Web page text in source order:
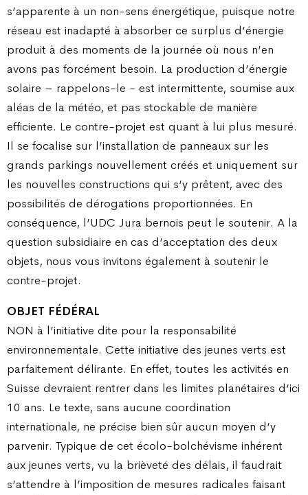
s’apparente à un non-sens énergétique, puisque notre
réseau est inadapté à absorber ce surplus d’énergie
produit à des moments de la journée où nous n’en
avons pas forcément besoin. La production d’énergie
solaire – rappelons-le - est intermittente, soumise aux
aléas de la météo, et pas stockable de manière
efficiente. Le contre-projet est quant à lui plus mesuré.
Il se focalise sur l’installation de panneaux sur les
grands parkings nouvellement créés et uniquement sur
les nouvelles constructions qui s’y prêtent, avec des
possibilités de dérogations proportionnées. En
conséquence, l’UDC Jura bernois peut le soutenir. A la
question subsidiaire en cas d’acceptation des deux
objets, nous vous invitons également à soutenir le
contre-projet.
OBJET FÉDÉRAL
NON à l’initiative dite pour la responsabilité
environnementale. Cette initiative des jeunes verts est
parfaitement délirante. En effet, toutes les activités en
Suisse devraient rentrer dans les limites planétaires d’ici
10 ans. Le texte, sans aucune coordination
internationale, ne précise bien sûr aucun moyen d’y
parvenir. Typique de cet écolo-bolchévisme inhérent
aux jeunes verts, vu la brièveté des délais, il faudrait
s’attendre à l’imposition de mesures radicales faisant